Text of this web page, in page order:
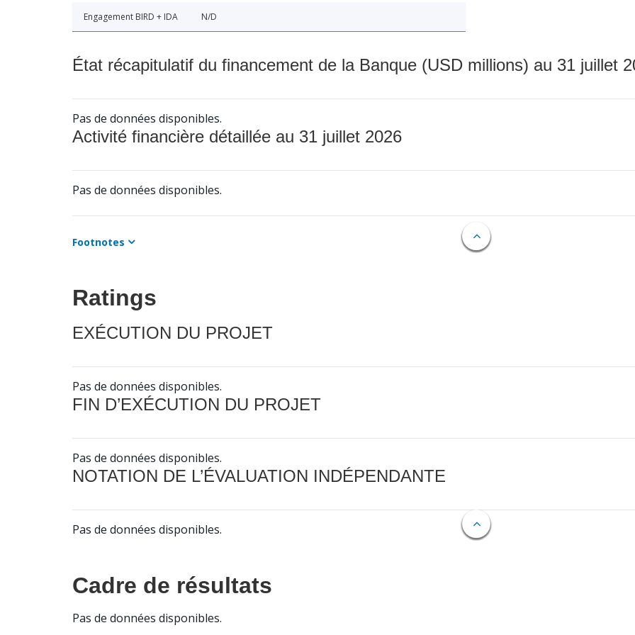
Engagement BIRD + IDA N/D
État récapitulatif du financement de la Banque (USD millions) au 31 juillet
Pas de données disponibles.
Activité financière détaillée au 31 juillet 2026
Pas de données disponibles.
Footnotes
Ratings
EXÉCUTION DU PROJET
Pas de données disponibles.
FIN D’EXÉCUTION DU PROJET
Pas de données disponibles.
NOTATION DE L’ÉVALUATION INDÉPENDANTE
Pas de données disponibles.
Cadre de résultats
Pas de données disponibles.